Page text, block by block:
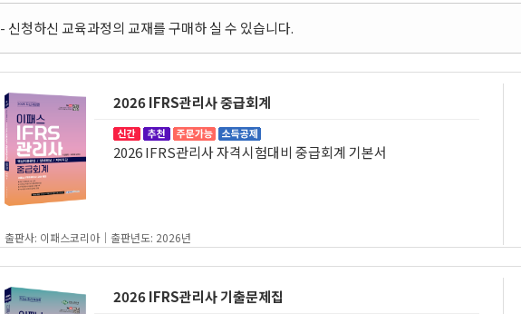
- 신청하신 교육과정의 교재를 구매하 실 수 있습니다.
2026 IFRS관리사 중급회계
2026 IFRS관리사 자격시험대비 중급회계 기본서
출판사: 이패스코리아｜출판년도: 2026년
2026 IFRS관리사 기출문제집